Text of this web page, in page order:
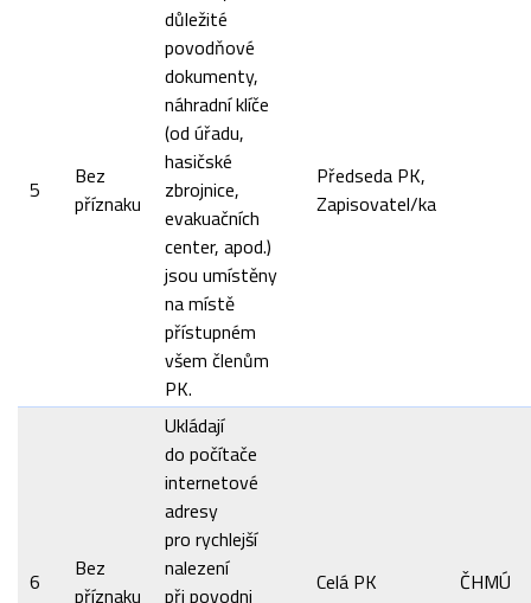
5
Bez
příznaku
důležité
povodňové
dokumenty,
náhradní klíče
(od úřadu,
hasičské
zbrojnice,
evakuačních
center, apod.)
jsou umístěny
na místě
přístupném
všem členům
PK.
Předseda PK,
Zapisovatel/ka
6
Bez
příznaku
Ukládají
do počítače
internetové
adresy
pro rychlejší
nalezení
při povodni
Celá PK ČHMÚ